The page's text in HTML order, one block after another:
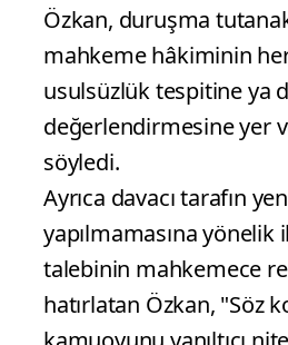
Özkan, duruşma
mahkeme hâkiminin
usulsüzlük tespitine ya
değerlendirmesine yer
söyledi.
Ayrıca davacı tarafın
yapılmamasına
talebinin mahkemece
hatırlatan Özkan, "Söz